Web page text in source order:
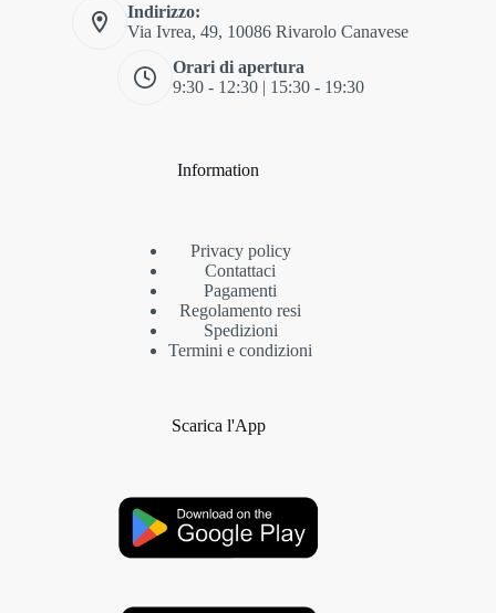
Indirizzo:
Via Ivrea, 49, 10086 Rivarolo Canavese
Orari di apertura
9:30 - 12:30 | 15:30 - 19:30
Information
Privacy policy
Contattaci
Pagamenti
Regolamento resi
Spedizioni
Termini e condizioni
Scarica l'App